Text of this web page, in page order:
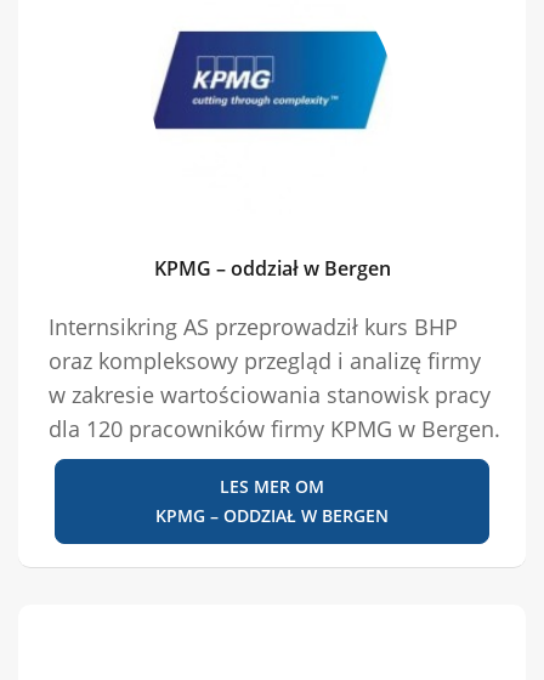
KPMG – oddział w Bergen
Internsikring AS przeprowadził kurs BHP
oraz kompleksowy przegląd i analizę firmy
w zakresie wartościowania stanowisk pracy
dla 120 pracowników firmy KPMG w Bergen.
LES MER OM
KPMG – ODDZIAŁ W BERGEN